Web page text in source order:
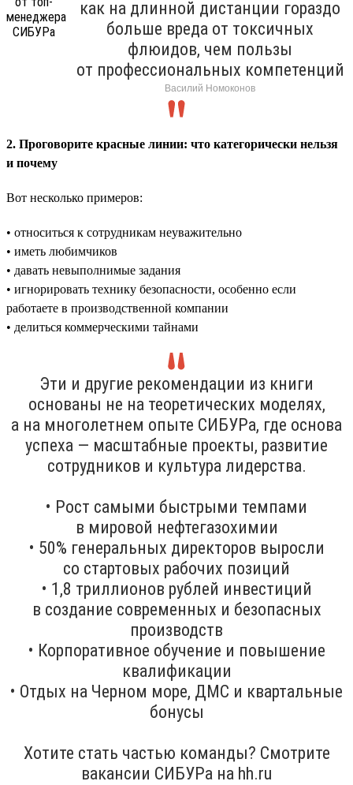
как на длинной дистанции гораздо
больше вреда от токсичных
флюидов, чем пользы
от профессиональных компетенций
Василий Номоконов
2. Проговорите красные линии: что категорически нельзя
и почему
Вот несколько примеров:
• относиться к сотрудникам неуважительно
• иметь любимчиков
• давать невыполнимые задания
• игнорировать технику безопасности, особенно если
работаете в производственной компании
• делиться коммерческими тайнами
Эти и другие рекомендации из книги
основаны не на теоретических моделях,
а на многолетнем опыте СИБУРа, где основа
успеха — масштабные проекты, развитие
сотрудников и культура лидерства.
• Рост самыми быстрыми темпами
в мировой нефтегазохимии
• 50% генеральных директоров выросли
со стартовых рабочих позиций
• 1,8 триллионов рублей инвестиций
в создание современных и безопасных
производств
• Корпоративное обучение и повышение
квалификации
• Отдых на Черном море, ДМС и квартальные
бонусы
Хотите стать частью команды? Смотрите
вакансии СИБУРа на hh.ru